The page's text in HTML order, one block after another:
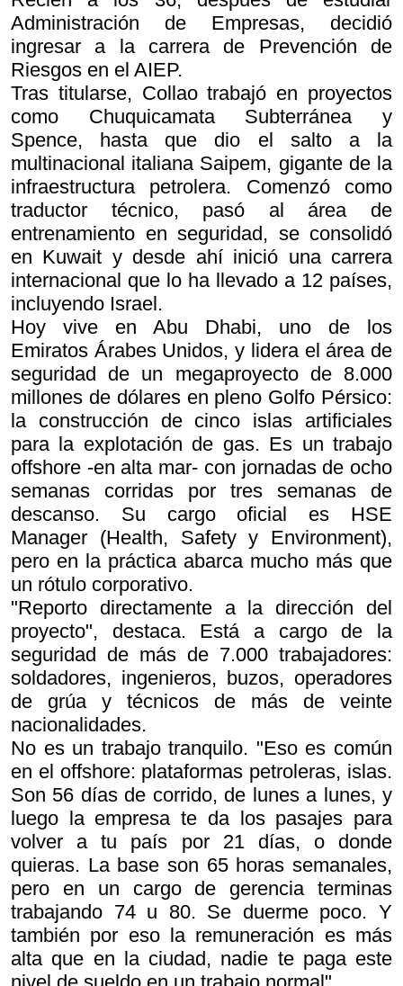
Administración de Empresas, decidió
ingresar a la carrera de Prevención de
Riesgos en el AIEP.
Tras titularse, Collao trabajó en proyectos
como Chuquicamata Subterránea y
Spence, hasta que dio el salto a la
multinacional italiana Saipem, gigante de la
infraestructura petrolera. Comenzó como
traductor técnico, pasó al área de
entrenamiento en seguridad, se consolidó
en Kuwait y desde ahí inició una carrera
internacional que lo ha llevado a 12 países,
incluyendo Israel.
Hoy vive en Abu Dhabi, uno de los
Emiratos Árabes Unidos, y lidera el área de
seguridad de un megaproyecto de 8.000
millones de dólares en pleno Golfo Pérsico:
la construcción de cinco islas artificiales
para la explotación de gas. Es un trabajo
offshore -en alta mar- con jornadas de ocho
semanas corridas por tres semanas de
descanso. Su cargo oficial es HSE
Manager (Health, Safety y Environment),
pero en la práctica abarca mucho más que
un rótulo corporativo.
"Reporto directamente a la dirección del
proyecto", destaca. Está a cargo de la
seguridad de más de 7.000 trabajadores:
soldadores, ingenieros, buzos, operadores
de grúa y técnicos de más de veinte
nacionalidades.
No es un trabajo tranquilo. "Eso es común
en el offshore: plataformas petroleras, islas.
Son 56 días de corrido, de lunes a lunes, y
luego la empresa te da los pasajes para
volver a tu país por 21 días, o donde
quieras. La base son 65 horas semanales,
pero en un cargo de gerencia terminas
trabajando 74 u 80. Se duerme poco. Y
también por eso la remuneración es más
alta que en la ciudad, nadie te paga este